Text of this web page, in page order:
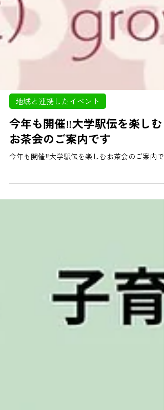
地域と連携したイベント
今年も開催‼️大学駅伝を楽しむ
お茶会のご案内です
今年も開催‼️大学駅伝を楽しむお茶会のご案内で